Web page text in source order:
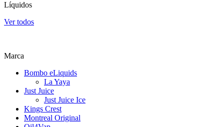
Líquidos
Ver todos
Marca
Bombo eLiquids
La Yaya
Just Juice
Just Juice Ice
Kings Crest
Montreal Original